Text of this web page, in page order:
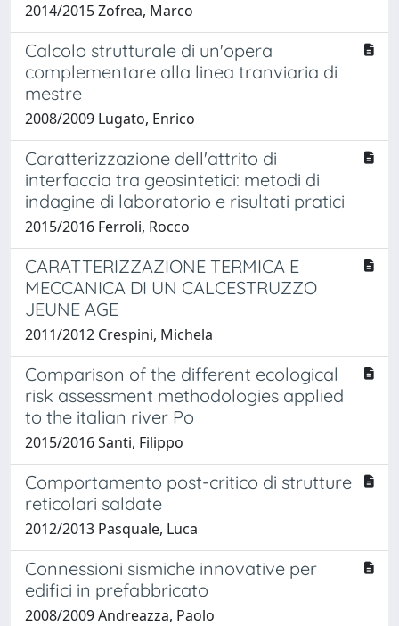
2014/2015 Zofrea, Marco
Calcolo strutturale di un'opera
complementare alla linea tranviaria di
mestre
2008/2009 Lugato, Enrico
Caratterizzazione dell'attrito di
interfaccia tra geosintetici: metodi di
indagine di laboratorio e risultati pratici
2015/2016 Ferroli, Rocco
CARATTERIZZAZIONE TERMICA E
MECCANICA DI UN CALCESTRUZZO
JEUNE AGE
2011/2012 Crespini, Michela
Comparison of the different ecological
risk assessment methodologies applied
to the italian river Po
2015/2016 Santi, Filippo
Comportamento post-critico di strutture
reticolari saldate
2012/2013 Pasquale, Luca
Connessioni sismiche innovative per
edifici in prefabbricato
2008/2009 Andreazza, Paolo